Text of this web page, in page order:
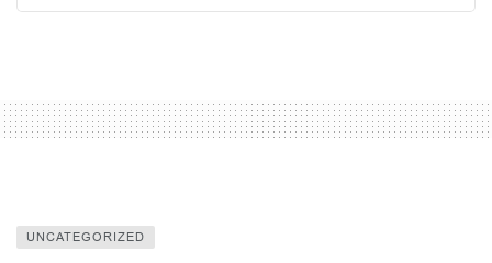
UNCATEGORIZED